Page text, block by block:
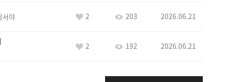
서야 2 203 2026.06.21
2 192 2026.06.21